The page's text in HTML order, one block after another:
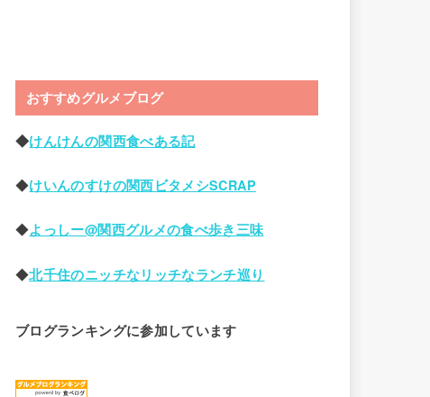
おすすめグルメブログ
◆けんけんの関西食べある記
◆けいんのすけの関西ビタメシSCRAP
◆よっしー@関西グルメの食べ歩き三味
◆北千住のニッチなリッチなランチ巡り
ブログランキングに参加しています